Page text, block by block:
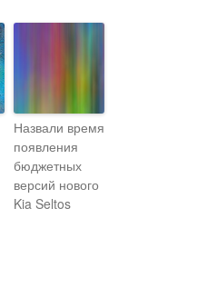
Назвали время
появления
бюджетных
версий нового
Kia Seltos